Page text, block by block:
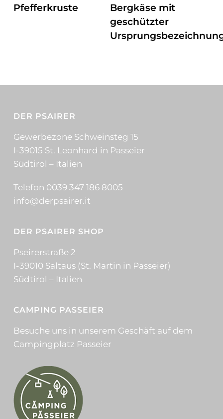
Pfefferkruste
Bergkäse mit
geschützter
DER PSAIRER
Gewerbezone Schweinsteg 15
I-39015 St. Leonhard in Passeier
Südtirol – Italien
Telefon 0039 347 186 8005
info@derpsairer.it
DER PSAIRER SHOP
Pseirerstraße 2
I-39010 Saltaus (St. Martin in Passeier)
Südtirol – Italien
CAMPING PASSEIER
Besuche uns in unserem Geschäft auf dem
Campingplatz Passeier